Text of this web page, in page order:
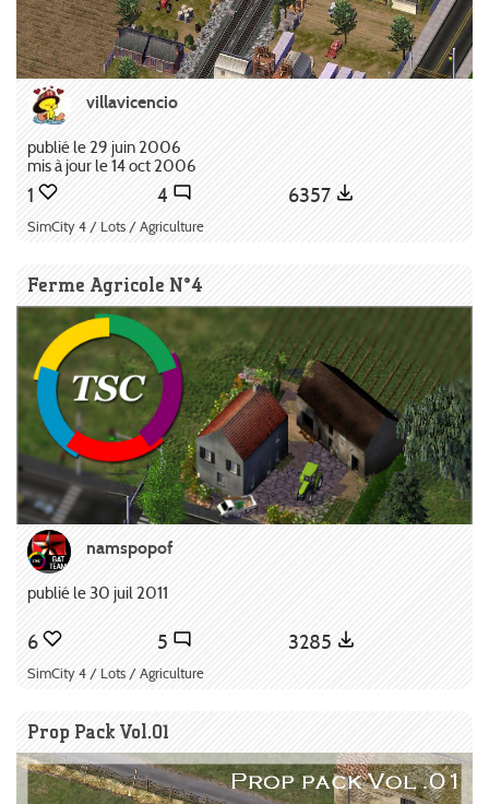
villavicencio
publié le 29 juin 2006
mis à jour le 14 oct 2006
1 4 6357
SimCity 4 / Lots / Agriculture
Ferme Agricole N°4
namspopof
publié le 30 juil 2011
6 5 3285
SimCity 4 / Lots / Agriculture
Prop Pack Vol.01